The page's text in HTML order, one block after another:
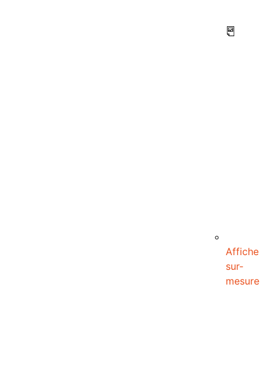
Affiche
sur-
mesure